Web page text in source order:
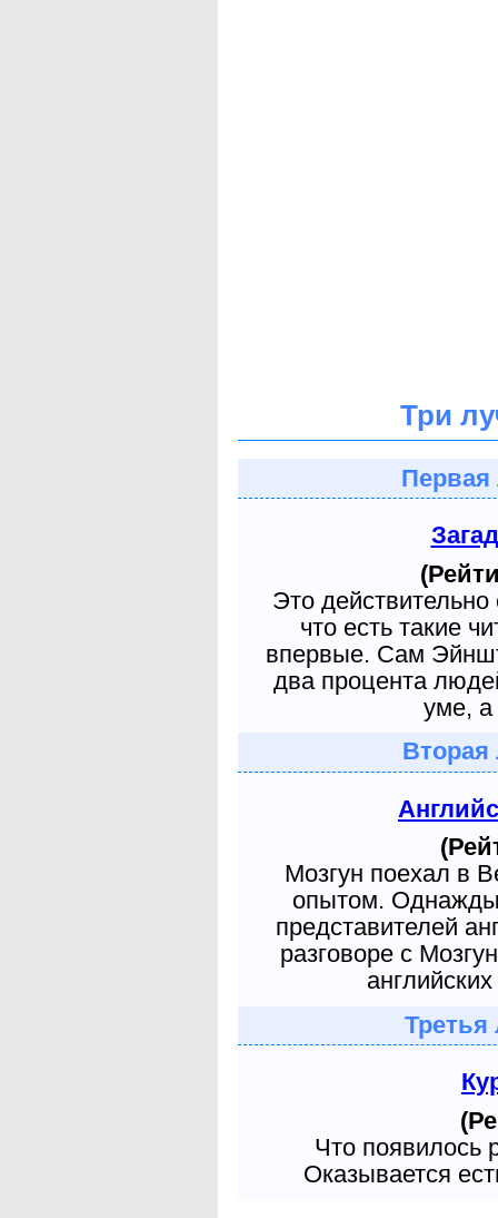
Три
Первая
Это
что есть такие
впервые. Сам
два процента
уме, а
Вторая
Мозгун поехал в
опытом. Однажды
представителей
разговоре с
Третья
Что появилось
Оказывается